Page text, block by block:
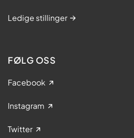
Ledige stillinger
FØLG OSS
Facebook
Instagram
Twitter